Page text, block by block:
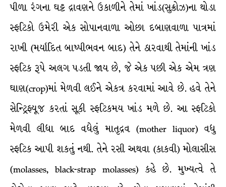
પીળા રંગના ઘટ્ટ દ્રાવણને ઉકાળીને તેમાં ખાંડ(સુક્રોઝ)ના થોડા
સ્ફટિકો ઉમેરી એક સોપાનવાળા ઓછા દબાણવાળા પાત્રમાં
રાખી (મર્યાદિત બાષ્પીભવન બાદ) તેને ઠારવાથી તેમાંની ખાંડ
સ્ફટિક રૂપે અલગ પડતી જાય છે, જે એક પછી એક એમ ત્રણ
ઘાણ(crop)માં મેળવી લઈને એકત્ર કરવામાં આવે છે. હવે તેને
સેન્ટ્રિફ્યૂજ કરતાં સૂકી સ્ફટિકમય ખાંડ મળે છે. આ સ્ફટિકો
મેળવી લીધા બાદ વધેલું માતૃદ્રવ (mother liquor) વધુ
સ્ફટિક આપી શકતું નથી. તેને રસી અથવા (કાકવી) મોલાસીસ
(molasses, black-strap molasses) કહે છે. મુખ્યત્વે તે